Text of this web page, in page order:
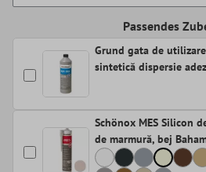
Passendes
Grund gata de
sintetică dispersie
Schönox MES Silicon
de marmură, bej